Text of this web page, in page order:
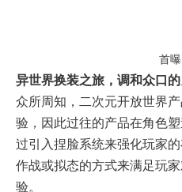
首
异世界换装之旅，调和众口
众所周知，二次元开放世界
验，因此过往的产品在角色
过引入捏脸系统来强化玩家
作战或拟态的方式来满足玩
验。